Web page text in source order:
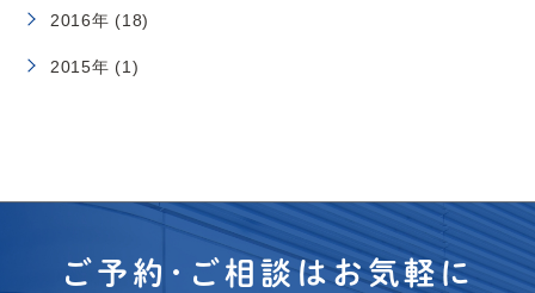
2016年 (18)
2015年 (1)
ご予約･ご相談はお気軽に